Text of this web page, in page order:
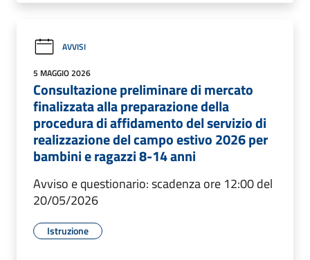
AVVISI
5 MAGGIO 2026
Consultazione preliminare di mercato
finalizzata alla preparazione della
procedura di affidamento del servizio di
realizzazione del campo estivo 2026 per
bambini e ragazzi 8-14 anni
Avviso e questionario: scadenza ore 12:00 del
20/05/2026
Istruzione